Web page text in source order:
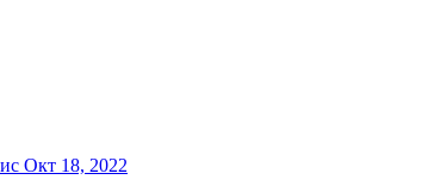
Окт 18, 2022